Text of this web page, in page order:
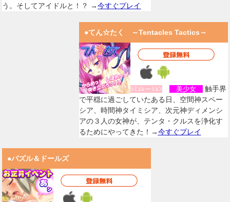
う。そしてアイドルと！？ →今すぐプレイ
●てん☆たく ～Tentacles Tactics～
ｼﾐｭﾚーｼｮﾝ 美少女
触手界
で平穏に過ごしていたある日、空間神スペー
シア、時間神タイミシア、次元神ディメンシ
アの３人の女神が、テンタ・クルスを浄化す
るためにやってきた！→今すぐプレイ
●パズル＆ドールズ